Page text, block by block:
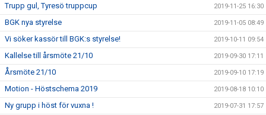
Trupp gul, Tyresö truppcup 2019-11-25 16:30
BGK nya styrelse 2019-11-05 08:49
Vi söker kassör till BGK:s styrelse! 2019-10-11 09:54
Kallelse till årsmöte 21/10 2019-09-30 17:11
Årsmöte 21/10 2019-09-10 17:19
Motion - Höstschema 2019 2019-08-18 10:10
Ny grupp i höst för vuxna ! 2019-07-31 17:57